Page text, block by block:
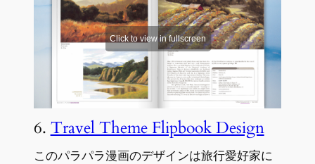
6. Travel Theme Flipbook Design
このパラパラ漫画のデザインは旅行愛好家に